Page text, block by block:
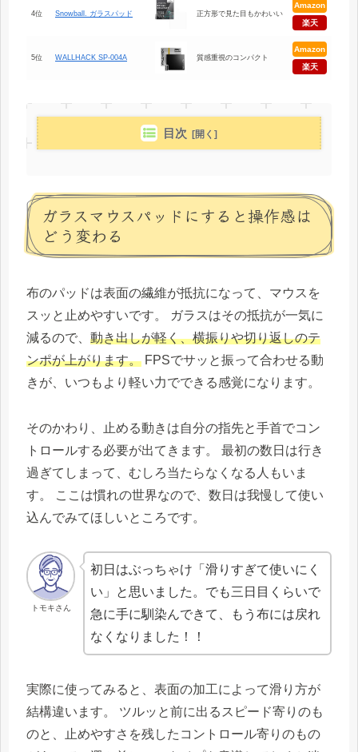
4位 Snowball. ガラスパッド 正方形で見た目もかわいい
Amazon
楽天
5位 WALLHACK SP-004A 質感重視のコンパクト
Amazon
楽天
目次
ガラスマウスパッドにすると操作感は
どう変わる
布のパッドは表面の繊維が抵抗になって、マウスを
スッと止めやすいです。 ガラスはその抵抗が一気に
減るので、 動き出しが軽く、横振りや切り返しのテ
ンポが上がります。 FPSでサッと振って合わせる動
きが、いつもより軽い力でできる感覚になります。
そのかわり、止める動きは自分の指先と手首でコン
トロールする必要が出てきます。 最初の数日は行き
過ぎてしまって、むしろ当たらなくなる人もいま
す。 ここは慣れの世界なので、数日は我慢して使い
込んでみてほしいところです。
トモキさん
初日はぶっちゃけ「滑りすぎて使いにく
い」と思いました。でも三日目くらいで
急に手に馴染んできて、もう布には戻れ
なくなりました！！
実際に使ってみると、表面の加工によって滑り方が
結構違います。 ツルッと前に出るスピード寄りのも
のと、止めやすさを残したコントロール寄りのもの